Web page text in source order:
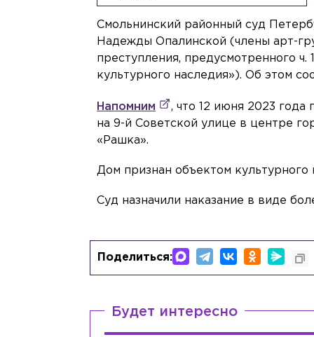
Смольнинский районный суд
Надежды Опалинской (члены арт-
преступления, предусмотренного
культурного наследия»). Об этом
Напомним
, что 12 июня 2023
на 9-й Советской улице в центре
«Рашка».
Дом признан объектом
Суд назначили наказание в виде
Поделиться:
Будет интересно